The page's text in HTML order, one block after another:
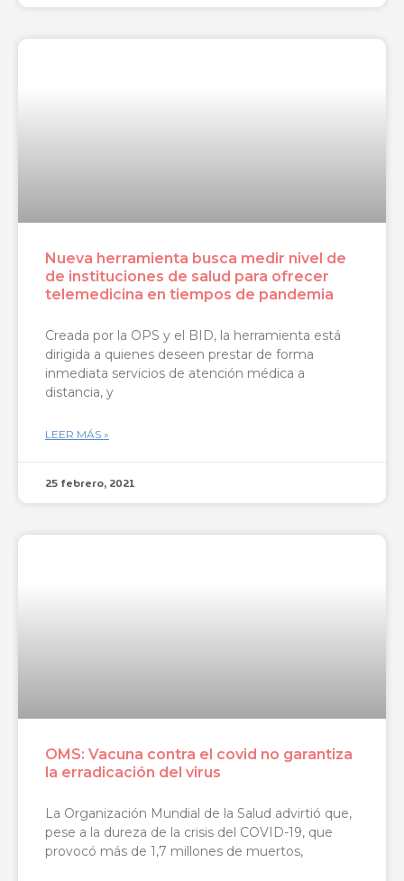
Nueva herramienta busca medir nivel de
de instituciones de salud para ofrecer
telemedicina en tiempos de pandemia
Creada por la OPS y el BID, la herramienta está
dirigida a quienes deseen prestar de forma
inmediata servicios de atención médica a
distancia, y
LEER MÁS »
25 febrero, 2021
OMS: Vacuna contra el covid no garantiza
la erradicación del virus
La Organización Mundial de la Salud advirtió que,
pese a la dureza de la crisis del COVID-19, que
provocó más de 1,7 millones de muertos,